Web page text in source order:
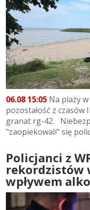
06.08 15:05 Na plaży
pozostałość z czasów
granat rg-42.
"zaopiekowali" się
Policjanci z
rekordzistów
wpływem